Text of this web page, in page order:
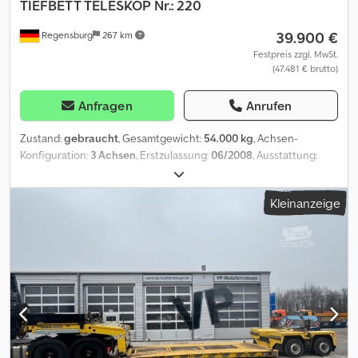
Regensburg 267 km
TIEFBETT TELESKOP Nr.: 220
39.900 €
Festpreis zzgl. MwSt.
(47.481 € brutto)
Anfragen Anrufen
Zustand:gebraucht, Gesamtgewicht: 54.000 kg, Achsen-
Konfiguration: 3 Achsen, Erstzulassung:06/2008, Ausstattung:
, Fahrzeug-Ident-Nr.: WG0STZV3580032220 Erstzulassung:
24.06.2008 DE HU fällig Eigengewicht: 14.900 - 18.000 kg
Schwanenhals abnehmbar Königszapfen 3,5 " ----Tiefbettlänge:
VERBREITERBAR RADMULDEN Fahrwerksrahmen: 4.100 mm
Achsen mit Trommelbremsen mit Funkfernsteuerung 3 x
hydraulisch zwangsgelenkte Achsen Achslasten 3 x 10.000 kg
Schwandenhals abnehmbar - Sattellast: 24.000 kg Dsdpfxexwf Tns
Acksck Zentralschmieranlage Bereifung: 235/75 R 17,5
Änderungen, Zwischenverkauf und Irrtümer sind ausdrücklich
Kleinanzeige